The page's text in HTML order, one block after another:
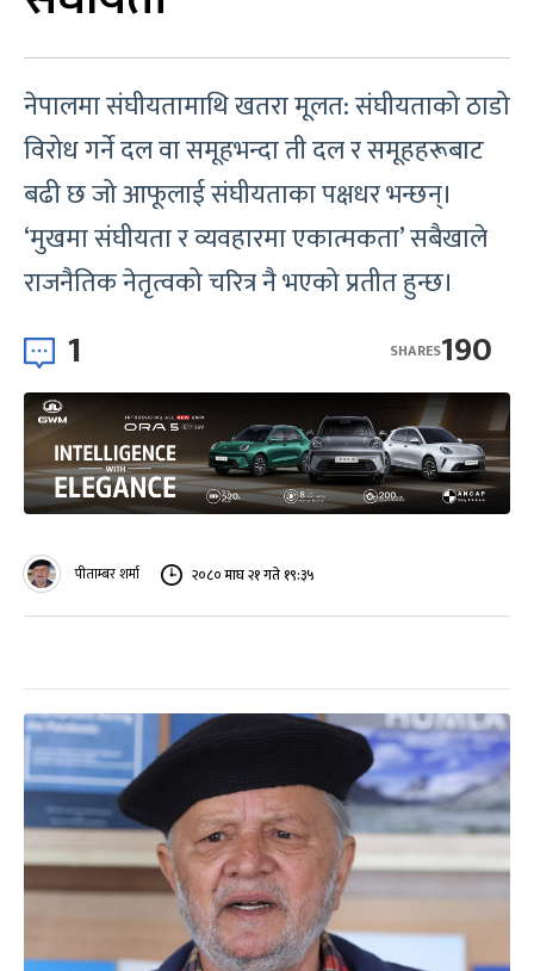
नेपालमा संघीयतामाथि खतरा मूलत: संघीयताको ठाडो
विरोध गर्ने दल वा समूहभन्दा ती दल र समूहहरूबाट
बढी छ जो आफूलाई संघीयताका पक्षधर भन्छन्।
‘मुखमा संघीयता र व्यवहारमा एकात्मकता’ सबैखाले
राजनैतिक नेतृत्वको चरित्र नै भएको प्रतीत हुन्छ।
1 190
SHARES
पीताम्बर शर्मा २०८० माघ २१ गते १९:३५